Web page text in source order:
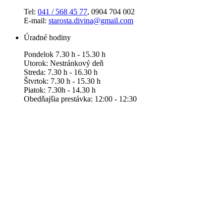
Tel: 041 / 568 45 77, 0904 704 002
E-mail: starosta.divina@gmail.com
Úradné hodiny
Pondelok 7.30 h - 15.30 h
Utorok: Nestránkový deň
Streda: 7.30 h - 16.30 h
Štvrtok: 7.30 h - 15.30 h
Piatok: 7.30h - 14.30 h
Obedňajšia prestávka: 12:00 - 12:30